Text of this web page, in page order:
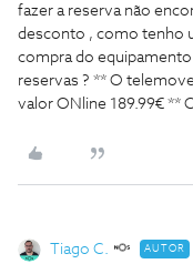
fazer a reserva não
desconto , como tenho
compra do
reservas ? ** O
valor ONline 189.99€ **
Tiago C. AUTOR